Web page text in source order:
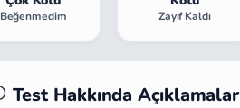
Beğenmedim Zayıf Kaldı
Test Hakkında Açıklamalar